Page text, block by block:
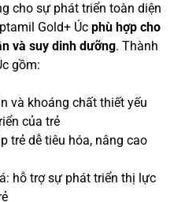
cho sự phát triển toàn diện
Gold+ Úc phù hợp cho
và suy dinh dưỡng. Thành
gồm:
và khoáng chất thiết yếu
của trẻ
trẻ dễ tiêu hóa, nâng cao
hỗ trợ sự phát triển thị lực